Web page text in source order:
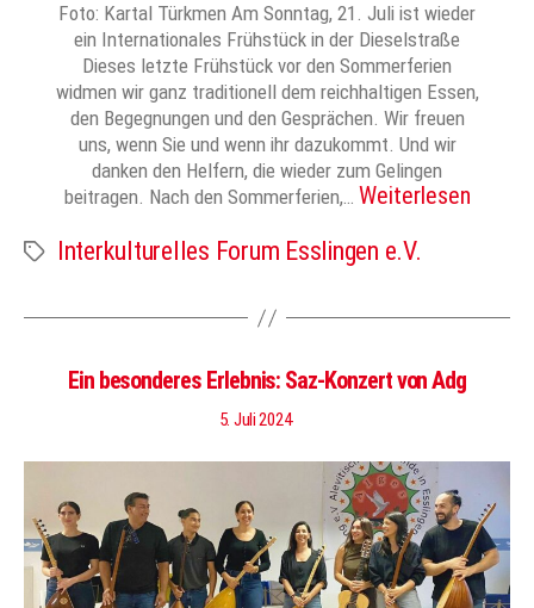
Foto: Kartal Türkmen Am Sonntag, 21. Juli ist wieder
ein Internationales Frühstück in der Dieselstraße
Dieses letzte Frühstück vor den Sommerferien
widmen wir ganz traditionell dem reichhaltigen Essen,
den Begegnungen und den Gesprächen. Wir freuen
uns, wenn Sie und wenn ihr dazukommt. Und wir
danken den Helfern, die wieder zum Gelingen
beitragen. Nach den Sommerferien,… Weiterlesen
SchlagwörterInterkulturelles Forum Esslingen e.V.
Ein besonderes Erlebnis: Saz-Konzert von Adg
5. Juli 2024